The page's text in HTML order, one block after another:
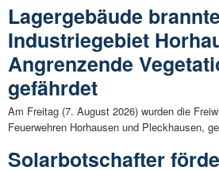
Lagergebäude
Industriegebiet
Angrenzende
gefährdet
Am Freitag (7. August 2026) wurden die
Feuerwehren Horhausen und Pleckhausen,
Solarbotschafter